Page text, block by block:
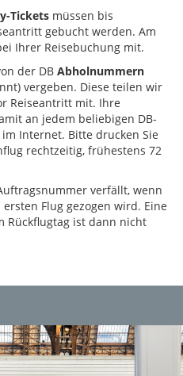
Tickets müssen bis
gebucht werden. Am
Ihrer Reisebuchung mit.
der DB Abholnummern
vergeben. Diese teilen wir
Reiseantritt mit. Ihre
an jedem beliebigen DB-
Internet. Bitte drucken Sie
rechtzeitig, frühestens 72
verfällt, wenn
Flug gezogen wird. Eine
Rückflugtag ist dann nicht